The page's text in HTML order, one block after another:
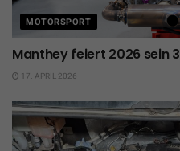
MOTORSPORT
Manthey feiert 2026 sein
17. APRIL 2026